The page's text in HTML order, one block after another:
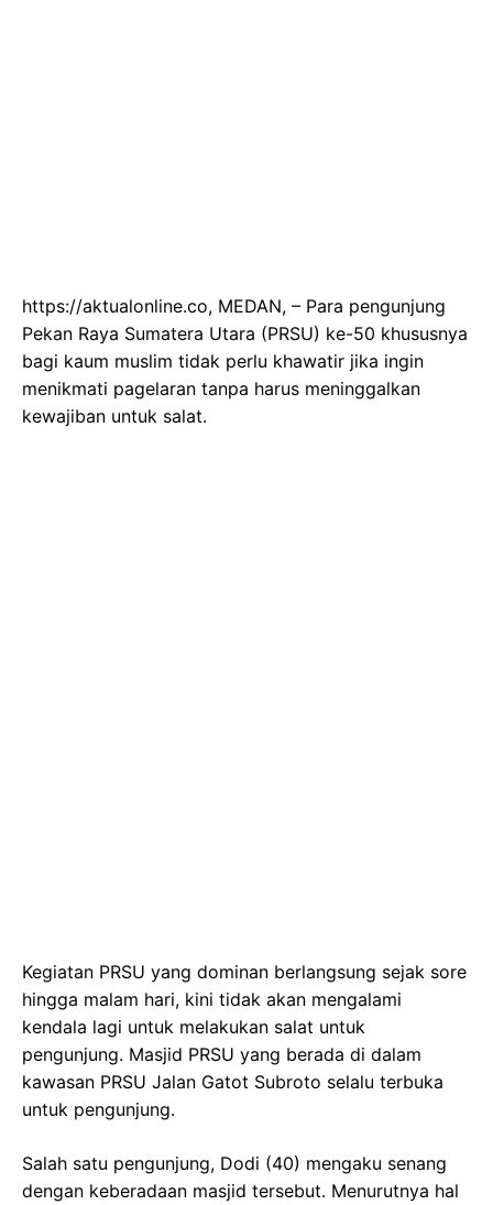
https://aktualonline.co, MEDAN, – Para pengunjung
Pekan Raya Sumatera Utara (PRSU) ke-50 khususnya
bagi kaum muslim tidak perlu khawatir jika ingin
menikmati pagelaran tanpa harus meninggalkan
kewajiban untuk salat.
Kegiatan PRSU yang dominan berlangsung sejak sore
hingga malam hari, kini tidak akan mengalami
kendala lagi untuk melakukan salat untuk
pengunjung. Masjid PRSU yang berada di dalam
kawasan PRSU Jalan Gatot Subroto selalu terbuka
untuk pengunjung.
Salah satu pengunjung, Dodi (40) mengaku senang
dengan keberadaan masjid tersebut. Menurutnya hal